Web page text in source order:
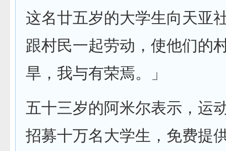
这名廿五岁的大学生向天亚
跟村民一起劳动，使他们的
旱，我与有荣焉。」
五十三岁的阿米尔表示，运
招募十万名大学生，免费提